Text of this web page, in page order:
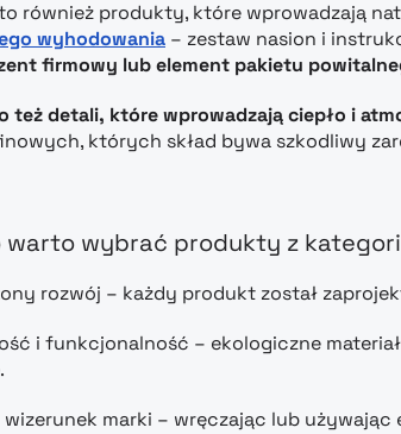
również produkty, które wprowadzają
wyhodowania – zestaw nasion i
firmowy lub element pakietu
też detali, które wprowadzają ciepło i
których skład bywa szkodliwy
warto wybrać produkty z kategorii
rozwój – każdy produkt został
i funkcjonalność – ekologiczne
marki – wręczając lub